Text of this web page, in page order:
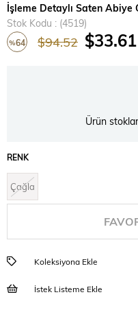
İşleme Detaylı Saten Abiye
Stok Kodu
(4519)
%64 $94.52 $33.61
Ürün
RENK
Çağla
Koleksiyona Ekle
İstek Listeme Ekle